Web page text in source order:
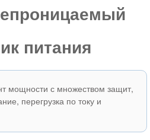
питания
мощности с множеством защит,
перегрузка по току и